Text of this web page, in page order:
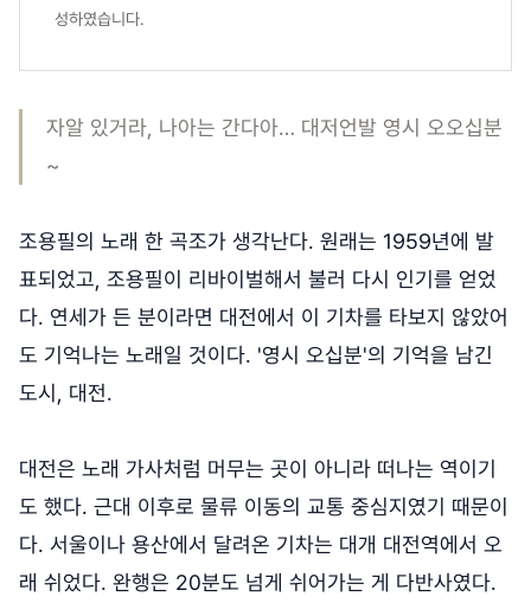
성하였습니다.
자알 있거라, 나아는 간다아… 대저언발 영시 오오십분
~
조용필의 노래 한 곡조가 생각난다. 원래는 1959년에 발
표되었고, 조용필이 리바이벌해서 불러 다시 인기를 얻었
다. 연세가 든 분이라면 대전에서 이 기차를 타보지 않았어
도 기억나는 노래일 것이다. '영시 오십분'의 기억을 남긴
도시, 대전.
대전은 노래 가사처럼 머무는 곳이 아니라 떠나는 역이기
도 했다. 근대 이후로 물류 이동의 교통 중심지였기 때문이
다. 서울이나 용산에서 달려온 기차는 대개 대전역에서 오
래 쉬었다. 완행은 20분도 넘게 쉬어가는 게 다반사였다.